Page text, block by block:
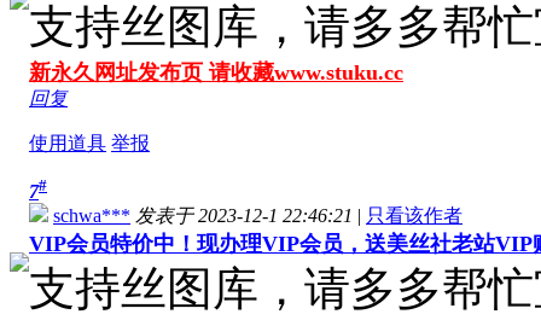
支持丝图库，请多多帮
新永久网址发布页 请收藏www.stuku.cc
回复
使用道具 举报
7#
schwa*** 发表于 2023-12-1 22:46:21 | 只看该作者
VIP会员特价中！现办理VIP会员，送美丝社老站VIP
支持丝图库，请多多帮